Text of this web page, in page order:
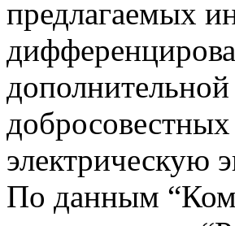
предлагаемых
электрическую
По данным